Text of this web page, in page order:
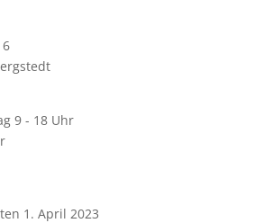
9 - 18 Uhr
1. April 2023